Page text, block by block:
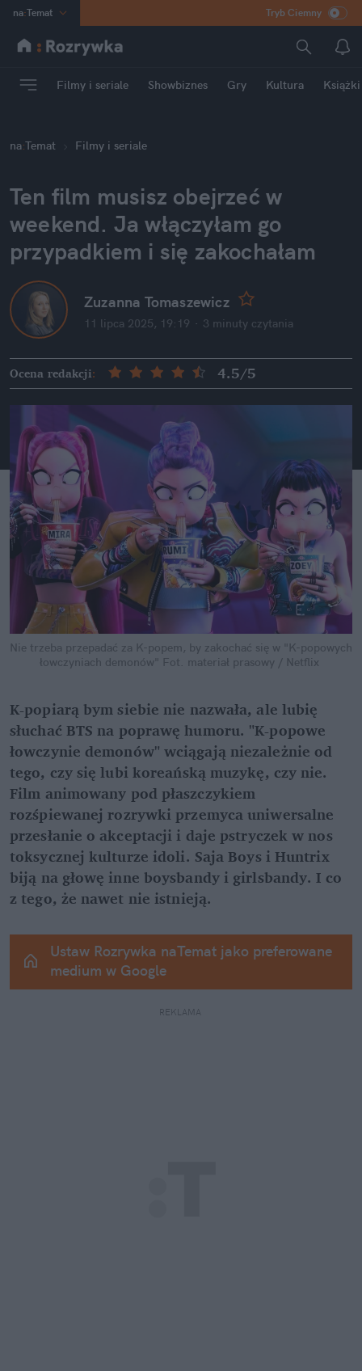
na:Temat
INN Poland
mama
Rozrywka
Tryb Ciemny
Filmy i seriale Showbiznes Gry Kultura Książki
na:Temat Filmy i seriale
Ten film musisz obejrzeć w
weekend. Ja włączyłam go
przypadkiem i się zakochałam
Zuzanna Tomaszewicz
11 lipca 2025, 19:19 · 3 minuty czytania
Ocena redakcji: 4.5/5
Nie trzeba przepadać za K-popem, by zakochać się w "K-popowych
łowczyniach demonów"
Fot. materiał prasowy / Netflix
K-popiarą bym siebie nie nazwała, ale lubię
słuchać BTS na poprawę humoru. "K-popowe
łowczynie demonów" wciągają niezależnie od
tego, czy się lubi koreańską muzykę, czy nie.
Film animowany pod płaszczykiem
rozśpiewanej rozrywki przemyca uniwersalne
przesłanie o akceptacji i daje pstryczek w nos
toksycznej kulturze idoli. Saja Boys i Huntrix
biją na głowę inne boysbandy i girlsbandy. I co
z tego, że nawet nie istnieją.
Ustaw Rozrywka naTemat jako preferowane
medium w Google
REKLAMA